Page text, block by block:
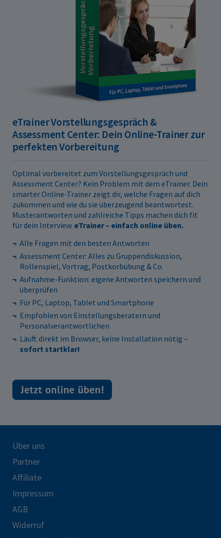
eTrainer Vorstellungsgespräch &
Assessment Center: Dein Online-Trainer zur
perfekten Vorbereitung
Optimal vorbereitet zum Vorstellungsgespräch und
Assessment Center? Kein Problem mit dem eTrainer. Dein
smarter Online-Trainer zeigt dir, welche Fragen auf dich
zukommen und wie du sie überzeugend beantwortest.
Musterantworten und zahlreiche Tipps machen dich fit
für dein Interview. eTrainer – einfach online üben.
Alle Fragen mit den besten Antworten
Assessment Center: Alles zu Gruppendiskussion,
Rollenspiel, Vortrag, Postkorbübung & Co.
Aufnahme-Funktion: eigene Antworten speichern und
überprüfen
Für PC, Laptop, Tablet und Smartphone
Empfohlen von Einstellungsberatern und
Personalverantwortlichen
Läuft direkt im Browser, keine Installation nötig –
sofort startklar!
Über uns
Partner
Affiliate
Impressum
AGB
Widerruf